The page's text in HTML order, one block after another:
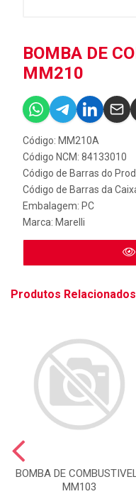
BOMBA DE
MM210
Código: MM210A
Código NCM: 84133010
Código de Barras do
Código de Barras da
Embalagem: PC
Marca: Marelli
Produtos Relacionados
BOMBA DE
MM103